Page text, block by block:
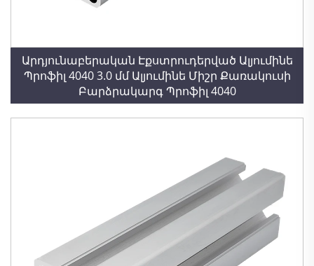
Արդյունաբերական Էքստրուդերված Ալյումինե
Պրոֆիլ 4040 3.0 մմ Ալյումինե Միշր Քառակուսի
Բարձրակարգ Պրոֆիլ 4040